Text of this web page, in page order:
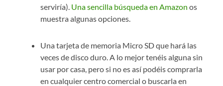
serviría). Una sencilla búsqueda en Amazon os
muestra algunas opciones.
Una tarjeta de memoria Micro SD que hará las
veces de disco duro. A lo mejor tenéis alguna sin
usar por casa, pero si no es así podéis comprarla
en cualquier centro comercial o buscarla en